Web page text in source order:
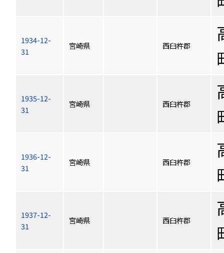
1934-12-
31
宮崎県 西臼杵郡
1935-12-
31
宮崎県 西臼杵郡
1936-12-
31
宮崎県 西臼杵郡
1937-12-
31
宮崎県 西臼杵郡